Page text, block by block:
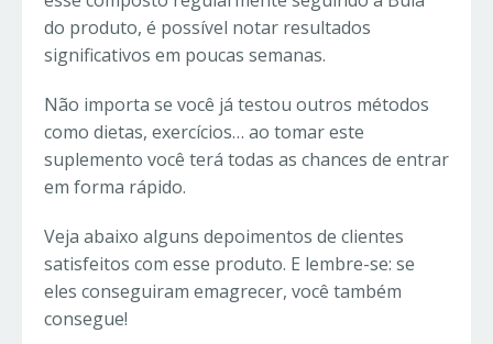
do produto, é possível notar resultados
significativos em poucas semanas.
Não importa se você já testou outros métodos
como dietas, exercícios… ao tomar este
suplemento você terá todas as chances de entrar
em forma rápido.
Veja abaixo alguns depoimentos de clientes
satisfeitos com esse produto. E lembre-se: se
eles conseguiram emagrecer, você também
consegue!